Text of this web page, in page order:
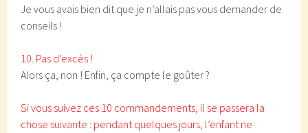
Je vous avais bien dit que je n’allais pas vous demander de
conseils !
10. Pas d’excès !
Alors ça, non ! Enfin, ça compte le goûter ?
Si vous suivez ces 10 commandements, il se passera la
chose suivante : pendant quelques jours, l’enfant ne